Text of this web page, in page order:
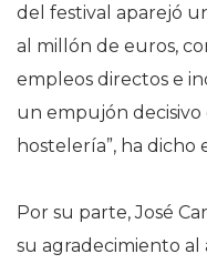
del festival aparejó
al millón de euros,
empleos directos e
un empujón
hostelería”, ha dicho
Por su parte, José
su agradecimiento al